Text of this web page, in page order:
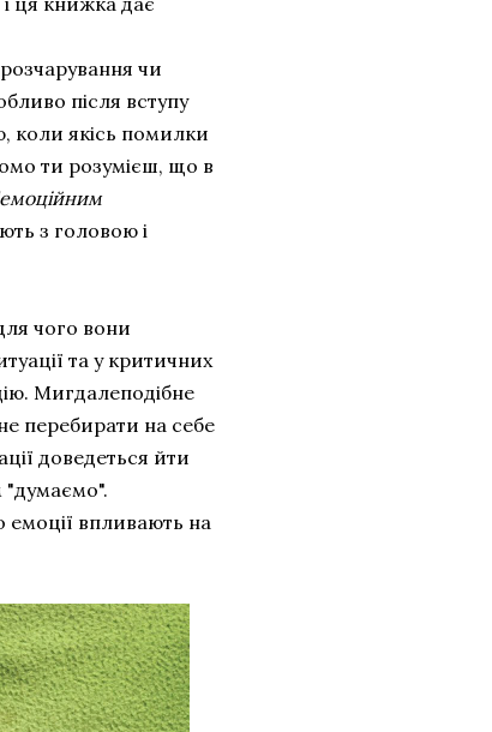
чи
після вступу
коли якісь помилки
ти розумієш, що в
з головою і
чого вони
та у критичних
Мигдалеподібне
перебирати на себе
доведеться йти
емоції впливають на